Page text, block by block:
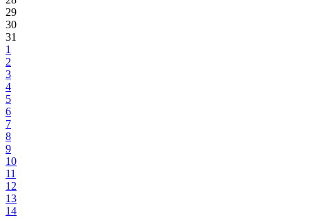
29
30
31
1
2
3
4
5
6
7
8
9
10
11
12
13
14